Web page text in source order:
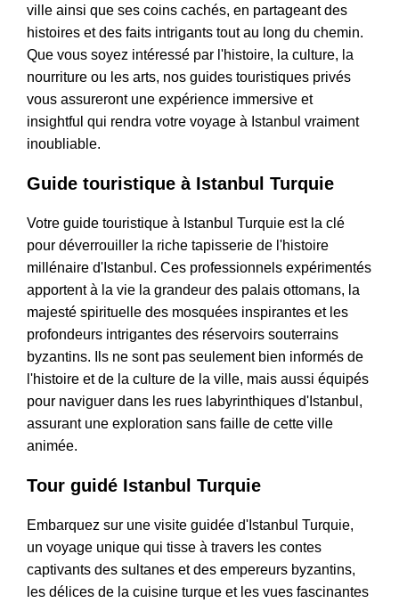
ville ainsi que ses coins cachés, en partageant des
histoires et des faits intrigants tout au long du chemin.
Que vous soyez intéressé par l'histoire, la culture, la
nourriture ou les arts, nos guides touristiques privés
vous assureront une expérience immersive et
insightful qui rendra votre voyage à Istanbul vraiment
inoubliable.
Guide touristique à Istanbul Turquie
Votre guide touristique à Istanbul Turquie est la clé
pour déverrouiller la riche tapisserie de l'histoire
millénaire d'Istanbul. Ces professionnels expérimentés
apportent à la vie la grandeur des palais ottomans, la
majesté spirituelle des mosquées inspirantes et les
profondeurs intrigantes des réservoirs souterrains
byzantins. Ils ne sont pas seulement bien informés de
l'histoire et de la culture de la ville, mais aussi équipés
pour naviguer dans les rues labyrinthiques d'Istanbul,
assurant une exploration sans faille de cette ville
animée.
Tour guidé Istanbul Turquie
Embarquez sur une visite guidée d'Istanbul Turquie,
un voyage unique qui tisse à travers les contes
captivants des sultanes et des empereurs byzantins,
les délices de la cuisine turque et les vues fascinantes